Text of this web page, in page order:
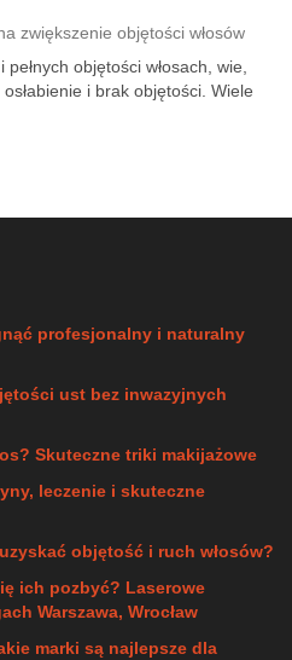
zwiększenie objętości włosów
objętości włosach, wie,
i brak objętości. Wiele
profesjonalny i naturalny
ust bez inwazyjnych
Skuteczne triki makijażowe
leczenie i skuteczne
objętość i ruch włosów?
ich pozbyć? Laserowe
Warszawa, Wrocław
marki są najlepsze dla